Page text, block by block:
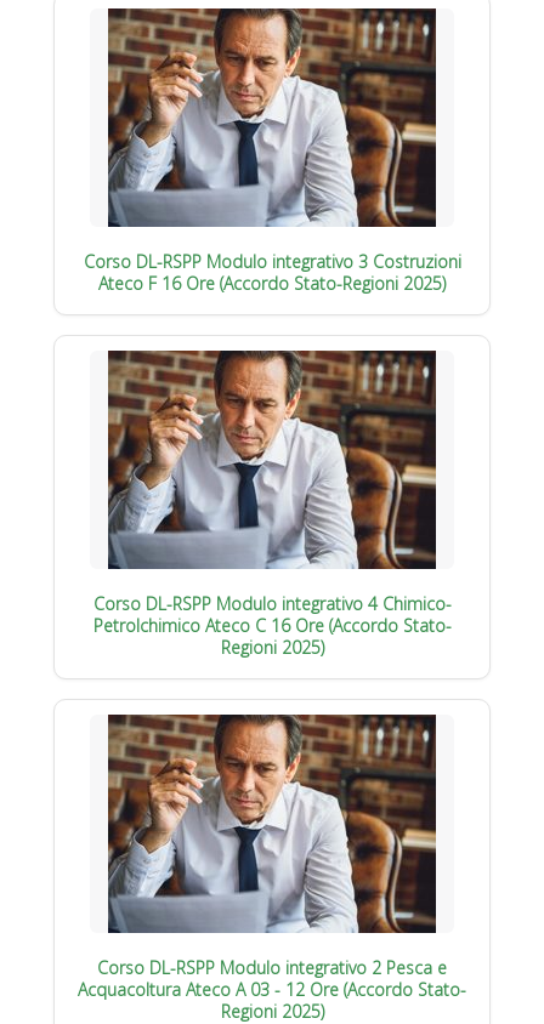
Corso DL-RSPP Modulo integrativo 3 Costruzioni
Ateco F 16 Ore (Accordo Stato-Regioni 2025)
Corso DL-RSPP Modulo integrativo 4 Chimico-
Petrolchimico Ateco C 16 Ore (Accordo Stato-
Regioni 2025)
Corso DL-RSPP Modulo integrativo 2 Pesca e
Acquacoltura Ateco A 03 - 12 Ore (Accordo Stato-
Regioni 2025)